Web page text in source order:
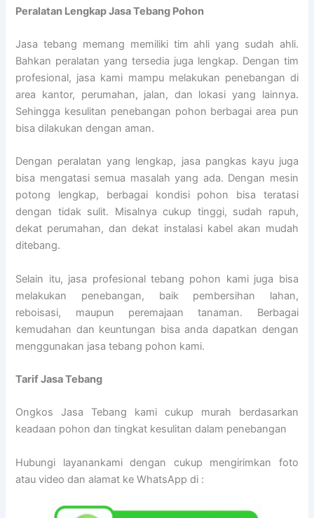
Peralatan Lengkap Jasa Tebang Pohon
Jasa tebang memang memiliki tim ahli yang sudah ahli.
Bahkan peralatan yang tersedia juga lengkap. Dengan tim
profesional, jasa kami mampu melakukan penebangan di
area kantor, perumahan, jalan, dan lokasi yang lainnya.
Sehingga kesulitan penebangan pohon berbagai area pun
bisa dilakukan dengan aman.
Dengan peralatan yang lengkap, jasa pangkas kayu juga
bisa mengatasi semua masalah yang ada. Dengan mesin
potong lengkap, berbagai kondisi pohon bisa teratasi
dengan tidak sulit. Misalnya cukup tinggi, sudah rapuh,
dekat perumahan, dan dekat instalasi kabel akan mudah
ditebang.
Selain itu, jasa profesional tebang pohon kami juga bisa
melakukan penebangan, baik pembersihan lahan,
reboisasi, maupun peremajaan tanaman. Berbagai
kemudahan dan keuntungan bisa anda dapatkan dengan
menggunakan jasa tebang pohon kami.
TarifJasa Tebang
Ongkos Jasa Tebang kami cukup murah berdasarkan
keadaan pohon dan tingkat kesulitan dalam penebangan
Hubungi layanankami dengan cukup mengirimkan foto
atau video dan alamat ke WhatsApp di :